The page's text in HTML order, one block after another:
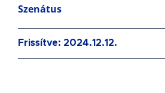
Szenátus
Frissítve: 2024.12.12.